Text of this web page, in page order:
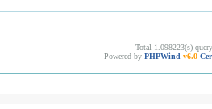
Total 1.098223(s)
Powered by PHPWind v6.0